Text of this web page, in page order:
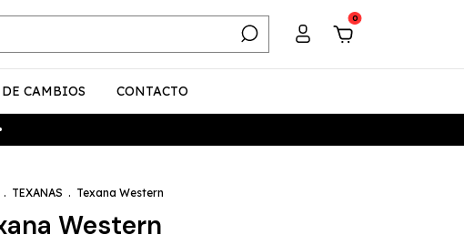
0
CAMBIOS CONTACTO
. TEXANAS . Texana Western
Western